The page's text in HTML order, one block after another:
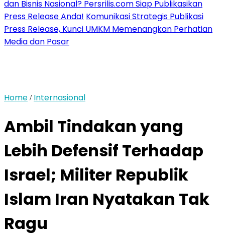
dan Bisnis Nasional? Persrilis.com Siap Publikasikan
Press Release Anda! Komunikasi Strategis Publikasi
Press Release, Kunci UMKM Memenangkan Perhatian
Media dan Pasar
Home / Internasional
Ambil Tindakan yang
Lebih Defensif Terhadap
Israel; Militer Republik
Islam Iran Nyatakan Tak
Ragu